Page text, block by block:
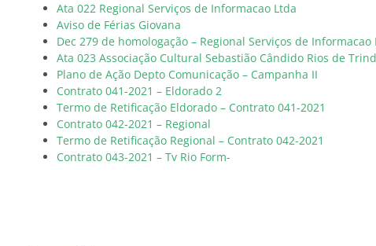
Ata 022 Regional Serviços de Informacao Ltda
Aviso de Férias Giovana
Dec 279 de homologação – Regional Serviços de Informacao
Ata 023 Associação Cultural Sebastião Cândido Rios de
Plano de Ação Depto Comunicação – Campanha II
Contrato 041-2021 – Eldorado 2
Termo de Retificação Eldorado – Contrato 041-2021
Contrato 042-2021 – Regional
Termo de Retificação Regional – Contrato 042-2021
Contrato 043-2021 – Tv Rio Form-